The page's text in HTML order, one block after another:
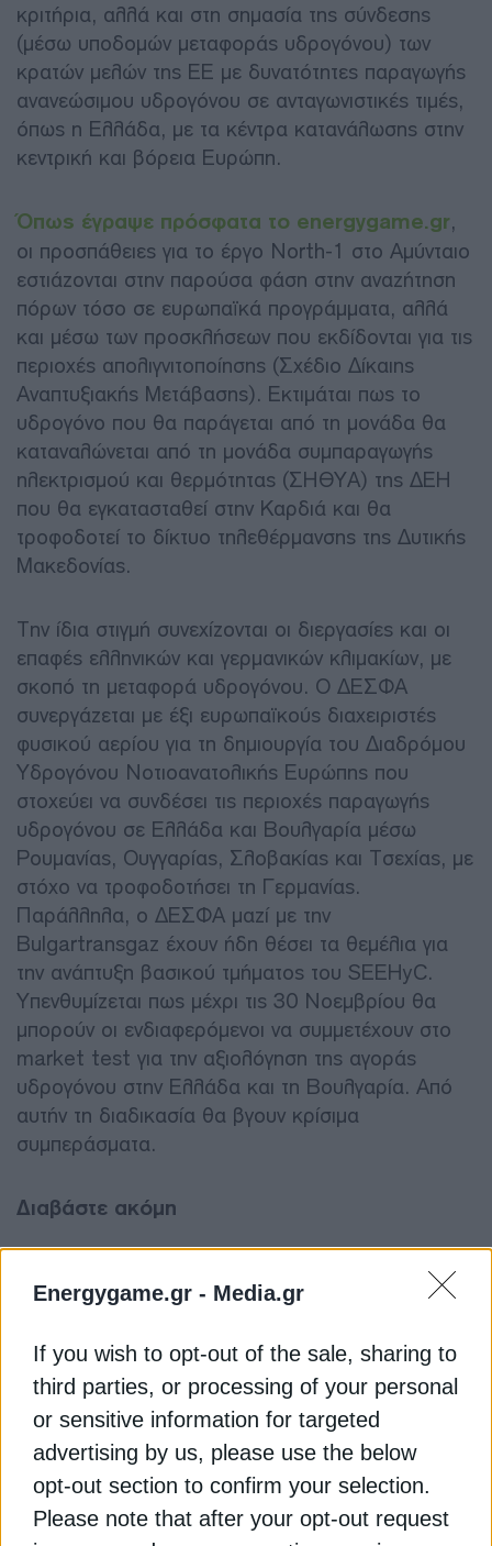
Energygame.gr - Media.gr
If you wish to opt-out of the sale, sharing to
third parties, or processing of your personal
or sensitive information for targeted
advertising by us, please use the below
opt-out section to confirm your selection.
Please note that after your opt-out request
κριτήρια, αλλά και στη σημασία της σύνδεσης
(μέσω υποδομών μεταφοράς υδρογόνου) των
κρατών μελών της ΕΕ με δυνατότητες παραγωγής
ανανεώσιμου υδρογόνου σε ανταγωνιστικές τιμές,
όπως η Ελλάδα, με τα κέντρα κατανάλωσης στην
κεντρική και βόρεια Ευρώπη.
Όπως έγραψε πρόσφατα το energygame.gr,
οι προσπάθειες για το έργο North-1 στο Αμύνταιο
εστιάζονται στην παρούσα φάση στην αναζήτηση
πόρων τόσο σε ευρωπαϊκά προγράμματα, αλλά
και μέσω των προσκλήσεων που εκδίδονται για τις
περιοχές απολιγνιτοποίησης (Σχέδιο Δίκαιης
Αναπτυξιακής Μετάβασης). Εκτιμάται πως το
υδρογόνο που θα παράγεται από τη μονάδα θα
καταναλώνεται από τη μονάδα συμπαραγωγής
ηλεκτρισμού και θερμότητας (ΣΗΘΥΑ) της ΔΕΗ
που θα εγκατασταθεί στην Καρδιά και θα
τροφοδοτεί το δίκτυο τηλεθέρμανσης της Δυτικής
Μακεδονίας.
Την ίδια στιγμή συνεχίζονται οι διεργασίες και οι
επαφές ελληνικών και γερμανικών κλιμακίων, με
σκοπό τη μεταφορά υδρογόνου. Ο ΔΕΣΦΑ
συνεργάζεται με έξι ευρωπαϊκούς διαχειριστές
φυσικού αερίου για τη δημιουργία του Διαδρόμου
Υδρογόνου Νοτιοανατολικής Ευρώπης που
στοχεύει να συνδέσει τις περιοχές παραγωγής
υδρογόνου σε Ελλάδα και Βουλγαρία μέσω
Ρουμανίας, Ουγγαρίας, Σλοβακίας και Τσεχίας, με
στόχο να τροφοδοτήσει τη Γερμανίας.
Παράλληλα, ο ΔΕΣΦΑ μαζί με την
Bulgartransgaz έχουν ήδη θέσει τα θεμέλια για
την ανάπτυξη βασικού τμήματος του SEEHyC.
Υπενθυμίζεται πως μέχρι τις 30 Νοεμβρίου θα
μπορούν οι ενδιαφερόμενοι να συμμετέχουν στο
market test για την αξιολόγηση της αγοράς
υδρογόνου στην Ελλάδα και τη Βουλγαρία. Από
αυτήν τη διαδικασία θα βγουν κρίσιμα
συμπεράσματα.
Διαβάστε ακόμη
Συνάντηση της ηγεσίας του ΥΠΕΝ με ΑΔΜΗΕ και
State Grid
Ο οδικός χάρτης για το νέο κύμα πράσινων
επενδύσεων στα νησιά
Motor Oil: Μετρά αντίστροφα ο χρόνος για
Ηλέκτωρ, αρχές του 2025 η εξαγορά
HELLENIC HYDROGEN MOTOR OIL ΔΕΗ